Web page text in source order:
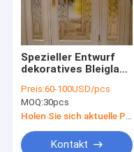
Spezieller Entwurf
dekoratives Bleiglas
Fensterelement
kugelsicher
Preis:60-100USD/pcs
MOQ:30pcs
Kontakt